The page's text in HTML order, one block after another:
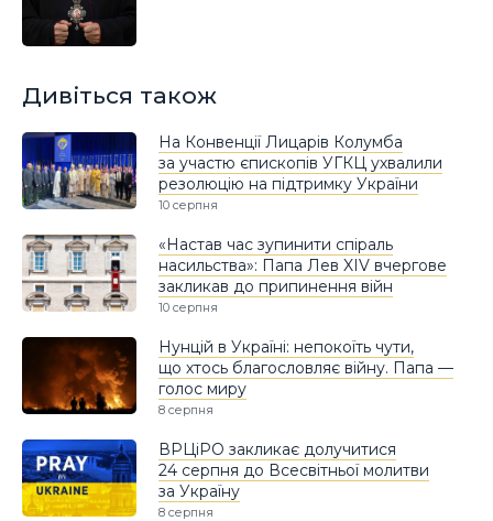
Дивіться також
На Конвенції Лицарів Колумба
за участю єпископів УГКЦ ухвалили
резолюцію на підтримку України
10 серпня
«Настав час зупинити спіраль
насильства»: Папа Лев XIV вчергове
закликав до припинення війн
10 серпня
Нунцій в Україні: непокоїть чути,
що хтось благословляє війну. Папа —
голос миру
8 серпня
ВРЦіРО закликає долучитися
24 серпня до Всесвітньої молитви
за Україну
8 серпня